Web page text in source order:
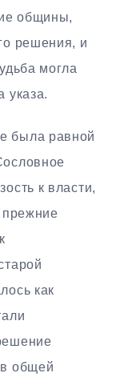
общины,
решения, и
могла
указа.
была равной
к власти,
прежние
как
в общей